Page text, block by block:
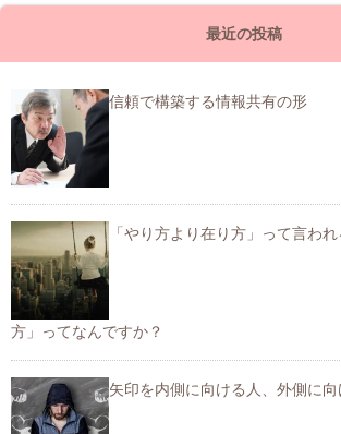
最近の投稿
信頼で構築する情報共有の形
「やり方より在り方」って言わ
方」ってなんですか？
矢印を内側に向ける人、外側に向